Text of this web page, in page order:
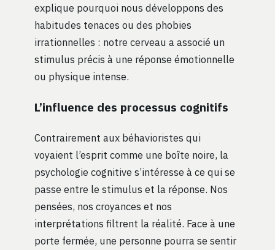
explique pourquoi nous développons des
habitudes tenaces ou des phobies
irrationnelles : notre cerveau a associé un
stimulus précis à une réponse émotionnelle
ou physique intense.
L’influence des processus cognitifs
Contrairement aux béhavioristes qui
voyaient l’esprit comme une boîte noire, la
psychologie cognitive s’intéresse à ce qui se
passe entre le stimulus et la réponse. Nos
pensées, nos croyances et nos
interprétations filtrent la réalité. Face à une
porte fermée, une personne pourra se sentir